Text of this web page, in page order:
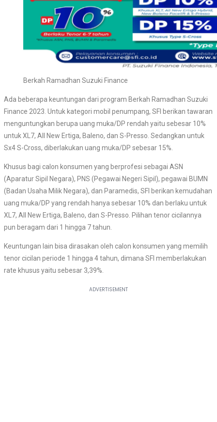
Berkah Ramadhan Suzuki Finance
Ada beberapa keuntungan dari program Berkah Ramadhan Suzuki
Finance 2023. Untuk kategori mobil penumpang, SFI berikan tawaran
menguntungkan berupa uang muka/DP rendah yaitu sebesar 10%
untuk XL7, All New Ertiga, Baleno, dan S-Presso. Sedangkan untuk
Sx4 S-Cross, diberlakukan uang muka/DP sebesar 15%.
Khusus bagi calon konsumen yang berprofesi sebagai ASN
(Aparatur Sipil Negara), PNS (Pegawai Negeri Sipil), pegawai BUMN
(Badan Usaha Milik Negara), dan Paramedis, SFI berikan kemudahan
uang muka/DP yang rendah hanya sebesar 10% dan berlaku untuk
XL7, All New Ertiga, Baleno, dan S-Presso. Pilihan tenor cicilannya
pun beragam dari 1 hingga 7 tahun.
Keuntungan lain bisa dirasakan oleh calon konsumen yang memilih
tenor cicilan periode 1 hingga 4 tahun, dimana SFI memberlakukan
rate khusus yaitu sebesar 3,39%.